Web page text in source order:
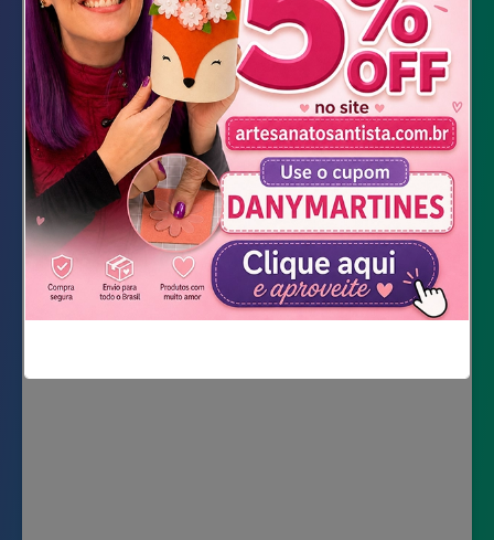
Marcador
Régua
Tesoura
Agulha e linha
Dicas: A Cada 12 lápis, corta-se 15 cm.
Vídeo Completo